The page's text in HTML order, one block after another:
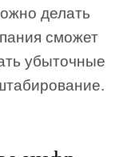
делать
сможет
убыточные